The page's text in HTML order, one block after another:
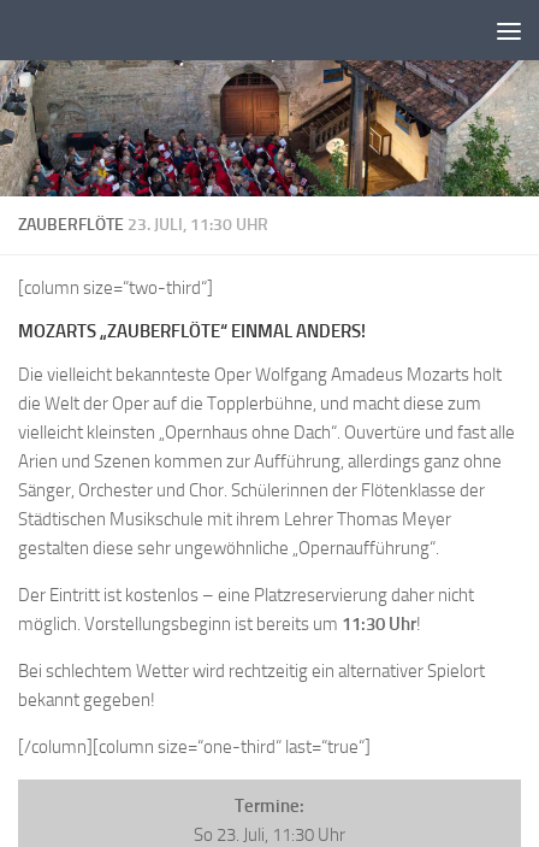
ZAUBERFLÖTE 23. JULI, 11:30 UHR
[column size=“two-third“]
MOZARTS „ZAUBERFLÖTE“ EINMAL ANDERS!
Die vielleicht bekannteste Oper Wolfgang Amadeus Mozarts holt
die Welt der Oper auf die Topplerbühne, und macht diese zum
vielleicht kleinsten „Opernhaus ohne Dach“. Ouvertüre und fast alle
Arien und Szenen kommen zur Aufführung, allerdings ganz ohne
Sänger, Orchester und Chor. Schülerinnen der Flötenklasse der
Städtischen Musikschule mit ihrem Lehrer Thomas Meyer
gestalten diese sehr ungewöhnliche „Opernaufführung“.
Der Eintritt ist kostenlos – eine Platzreservierung daher nicht
möglich. Vorstellungsbeginn ist bereits um 11:30 Uhr!
Bei schlechtem Wetter wird rechtzeitig ein alternativer Spielort
bekannt gegeben!
[/column][column size=“one-third“ last=“true“]
Termine:
So 23. Juli, 11:30 Uhr